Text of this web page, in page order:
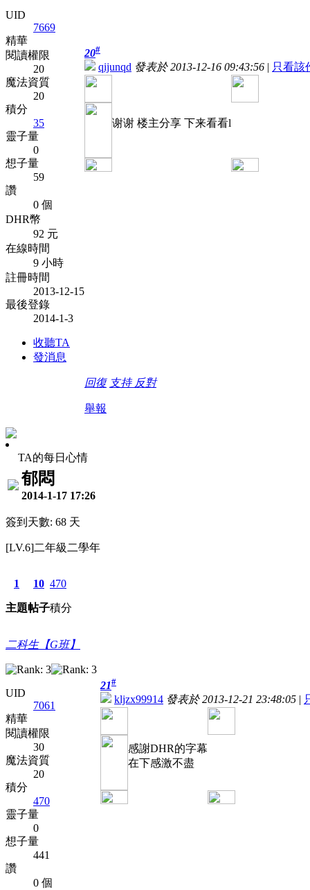
UID
7669
精華
閱讀權限
20
魔法資質
20
積分
35
靈子量
0
想子量
59
讚
0 個
DHR幣
92 元
在線時間
9 小時
註冊時間
2013-12-15
最後登錄
2014-1-3
收聽TA
發消息
20#
qijunqd 發表於 2013-12-16 09:43:56 | 只看該
谢谢 楼主分享 下来看看l
回復 支持 反對
舉報
TA的每日心情
郁悶
2014-1-17 17:26
簽到天數: 68 天
[LV.6]二年級二學年
1
主題
10
帖子
470
積分
二科生【G班】
UID
7061
精華
閱讀權限
30
魔法資質
20
積分
470
靈子量
0
想子量
441
讚
0 個
21#
kljzx99914 發表於 2013-12-21 23:48:05 |
感謝DHR的字幕
在下感激不盡